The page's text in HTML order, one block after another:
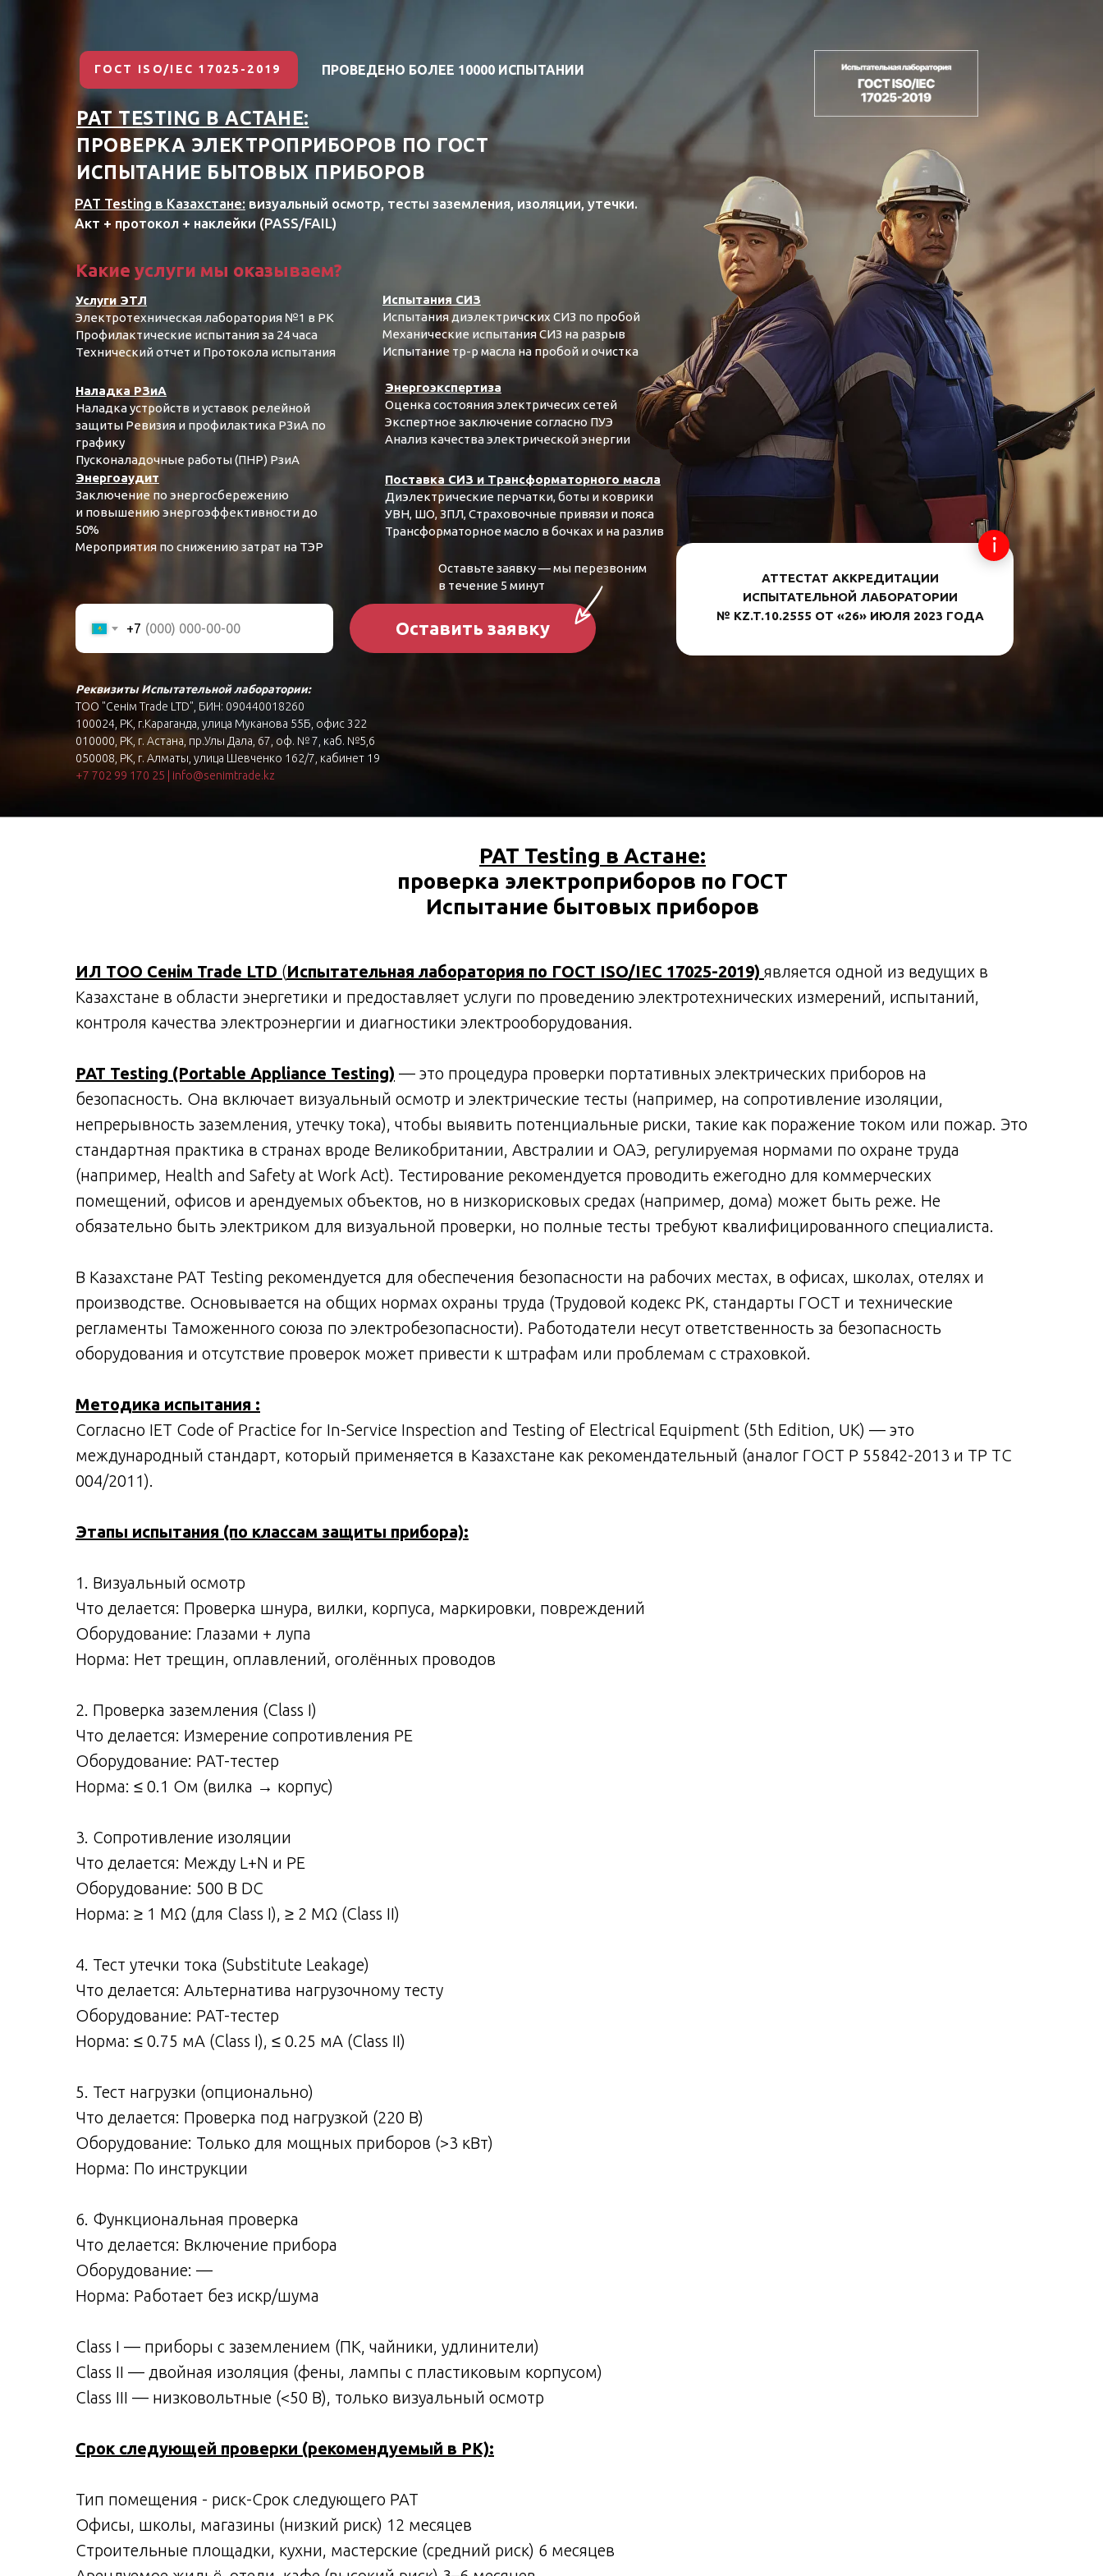
ПРОВЕДЕНО БОЛЕЕ 10000 ИСПЫТАНИИ
PAT TESTING В АСТАНЕ:
ПРОВЕРКА ЭЛЕКТРОПРИБОРОВ ПО ГОСТ
ИСПЫТАНИЕ БЫТОВЫХ ПРИБОРОВ
ГОСТ ISO/IEC 17025-2019
PAT Testing в Казахстане: визуальный осмотр, тесты заземления, изоляции, утечки.
Акт + протокол + наклейки (PASS/FAIL)
Услуги ЭТЛ
Электротехническая лаборатория №1 в РК
Профилактические испытания за 24 часа
Технический отчет и Протокола испытания
Наладка РЗиА
Наладка устройств и уставок релейной
защиты Ревизия и профилактика РЗиА по
графику
Пусконаладочные работы (ПНР) РзиА
Энергоаудит
Заключение по энергосбережению
и повышению энергоэффективности до
50%
Мероприятия по снижению затрат на ТЭР
Испытания СИЗ
Испытания диэлектричских СИЗ по пробой
Механические испытания СИЗ на разрыв
Испытание тр-р масла на пробой и очистка
Энергоэкспертиза
Оценка состояния электричесих сетей
Экспертное заключение согласно ПУЭ
Анализ качества электрической энергии
Поставка СИЗ и Трансформаторного масла
Диэлектрические перчатки, боты и коврики
УВН, ШО, ЗПЛ, Страховочные привязи и пояса
Трансформаторное масло в бочках и на разлив
Какие услуги мы оказываем?
АТТЕСТАТ АККРЕДИТАЦИИ
ИСПЫТАТЕЛЬНОЙ ЛАБОРАТОРИИ
№ KZ.T.10.2555 ОТ «26» ИЮЛЯ 2023 ГОДА
+7 Оставить заявку
Оставьте заявку — мы перезвоним
в течение 5 минут
Реквизиты Испытательной лаборатории:
ТОО "Сенім Trade LTD", БИН: 090440018260
100024, РК, г.Караганда, улица Муканова 55Б, офис 322
010000, РК, г. Астана, пр.Улы Дала, 67, оф. № 7, каб. №5,6
050008, РК, г. Алматы, улица Шевченко 162/7, кабинет 19
+7 702 99 170 25
info@senimtrade.kz
PAT Testing в Астане:
проверка электроприборов по ГОСТ
Испытание бытовых приборов
ИЛ ТОО Сенім Trade LTD (Испытательная лаборатория по ГОСТ ISO/IEC 17025-2019) является одной из ведущих в
Казахстане в области энергетики и предоставляет услуги по проведению электротехнических измерений, испытаний,
контроля качества электроэнергии и диагностики электрооборудования.
PAT Testing (Portable Appliance Testing) — это процедура проверки портативных электрических приборов на
безопасность. Она включает визуальный осмотр и электрические тесты (например, на сопротивление изоляции,
непрерывность заземления, утечку тока), чтобы выявить потенциальные риски, такие как поражение током или пожар. Это
стандартная практика в странах вроде Великобритании, Австралии и ОАЭ, регулируемая нормами по охране труда
(например, Health and Safety at Work Act). Тестирование рекомендуется проводить ежегодно для коммерческих
помещений, офисов и арендуемых объектов, но в низкорисковых средах (например, дома) может быть реже. Не
обязательно быть электриком для визуальной проверки, но полные тесты требуют квалифицированного специалиста.
В Казахстане PAT Testing рекомендуется для обеспечения безопасности на рабочих местах, в офисах, школах, отелях и
производстве. Основывается на общих нормах охраны труда (Трудовой кодекс РК, стандарты ГОСТ и технические
регламенты Таможенного союза по электробезопасности). Работодатели несут ответственность за безопасность
оборудования и отсутствие проверок может привести к штрафам или проблемам с страховкой.
Методика испытания :
Согласно IET Code of Practice for In-Service Inspection and Testing of Electrical Equipment (5th Edition, UK) — это
международный стандарт, который применяется в Казахстане как рекомендательный (аналог ГОСТ Р 55842-2013 и ТР ТС
004/2011).
Этапы испытания (по классам защиты прибора):
1. Визуальный осмотр
Что делается: Проверка шнура, вилки, корпуса, маркировки, повреждений
Оборудование: Глазами + лупа
Норма: Нет трещин, оплавлений, оголённых проводов
2. Проверка заземления (Class I)
Что делается: Измерение сопротивления PE
Оборудование: PAT-тестер
Норма: ≤ 0.1 Ом (вилка → корпус)
3. Сопротивление изоляции
Что делается: Между L+N и PE
Оборудование: 500 В DC
Норма: ≥ 1 МΩ (для Class I), ≥ 2 МΩ (Class II)
4. Тест утечки тока (Substitute Leakage)
Что делается: Альтернатива нагрузочному тесту
Оборудование: PAT-тестер
Норма: ≤ 0.75 мА (Class I), ≤ 0.25 мА (Class II)
5. Тест нагрузки (опционально)
Что делается: Проверка под нагрузкой (220 В)
Оборудование: Только для мощных приборов (>3 кВт)
Норма: По инструкции
6. Функциональная проверка
Что делается: Включение прибора
Оборудование: —
Норма: Работает без искр/шума
Class I — приборы с заземлением (ПК, чайники, удлинители)
Class II — двойная изоляция (фены, лампы с пластиковым корпусом)
Class III — низковольтные (<50 В), только визуальный осмотр
Срок следующей проверки (рекомендуемый в РК):
Тип помещения - риск-Срок следующего PAT
Офисы, школы, магазины (низкий риск) 12 месяцев
Строительные площадки, кухни, мастерские (средний риск) 6 месяцев